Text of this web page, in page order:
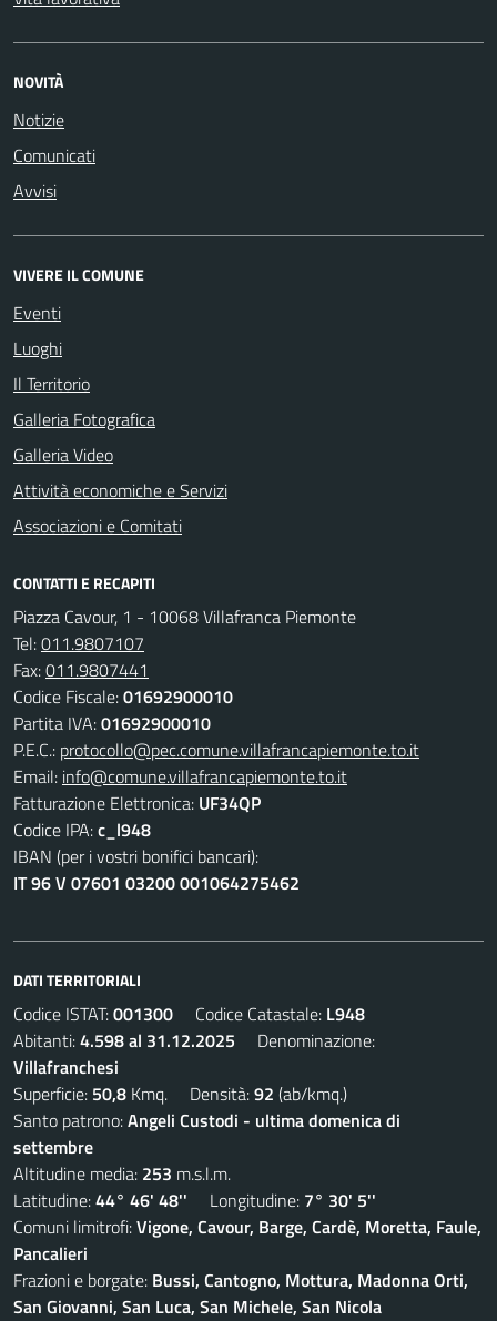
NOVITÀ
Notizie
Comunicati
Avvisi
VIVERE IL COMUNE
Eventi
Luoghi
Il Territorio
Galleria Fotografica
Galleria Video
Attività economiche e Servizi
Associazioni e Comitati
CONTATTI E RECAPITI
Piazza Cavour, 1 - 10068 Villafranca Piemonte
Tel:011.9807107
Fax:011.9807441
Codice Fiscale:01692900010
Partita IVA:01692900010
P.E.C.: protocollo@pec.comune.villafrancapiemonte.to.it
Email: info@comune.villafrancapiemonte.to.it
Fatturazione Elettronica: UF34QP
Codice IPA:c_l948
IBAN (per i vostri bonifici bancari):
IT 96 V 07601 03200 001064275462
DATI TERRITORIALI
Codice ISTAT:001300 Codice Catastale: L948
Abitanti:4.598 al 31.12.2025 Denominazione:
Villafranchesi
Superficie: 50,8 Kmq. Densità:92 (ab/kmq.)
Santo patrono:Angeli Custodi - ultima domenica di
settembre
Altitudine media: 253 m.s.l.m.
Latitudine:44° 46' 48'' Longitudine: 7° 30' 5''
Comuni limitrofi:Vigone, Cavour, Barge, Cardè, Moretta, Faule,
Pancalieri
Frazioni e borgate: Bussi, Cantogno, Mottura, Madonna Orti,
San Giovanni, San Luca, San Michele, San Nicola